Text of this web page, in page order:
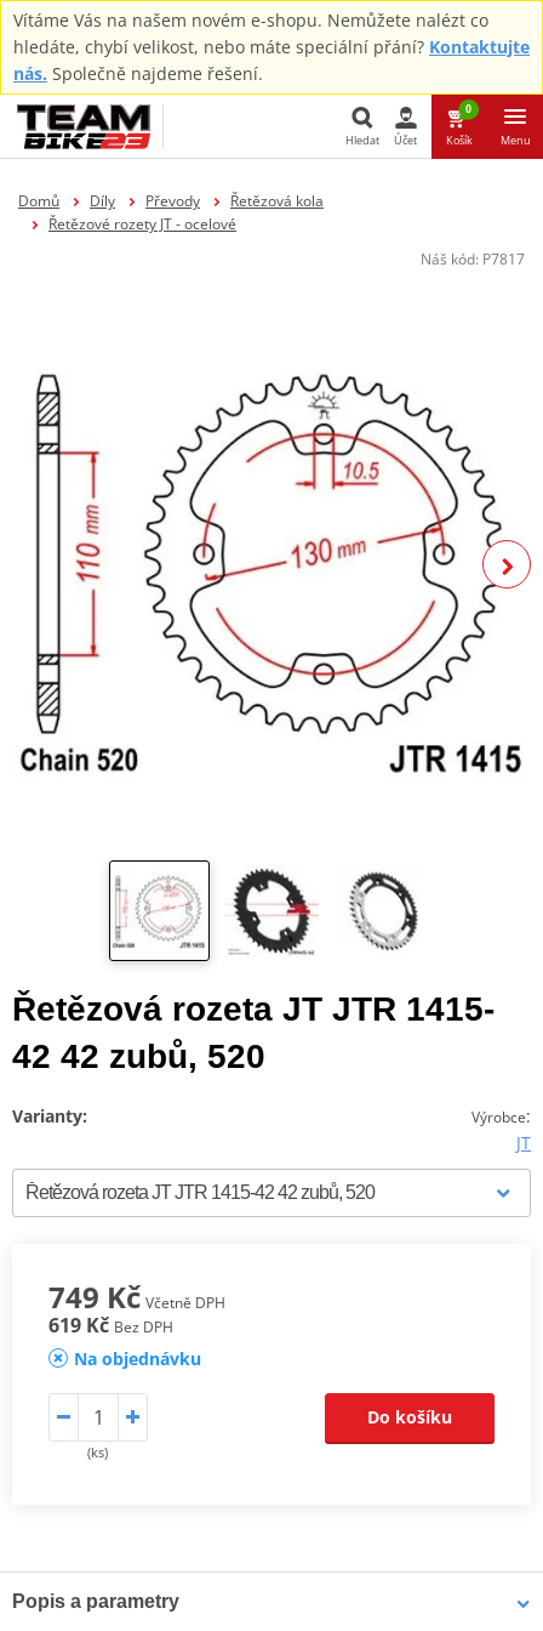
Vítáme Vás na našem novém e-shopu. Nemůžete nalézt co
hledáte, chybí velikost, nebo máte speciální přání? Kontaktujte
nás. Společně najdeme řešení.
Hledat Účet
0
Košík Menu
Domů Díly Převody
Řetězová kola
Řetězové rozety JT - ocelové
Náš kód: P7817
Řetězová rozeta JT JTR 1415-
42 42 zubů, 520
Výrobce:
JT
Varianty:
749 Kč Včetně DPH
619 Kč Bez DPH
Na objednávku
(ks)
Do košíku
Popis a parametry